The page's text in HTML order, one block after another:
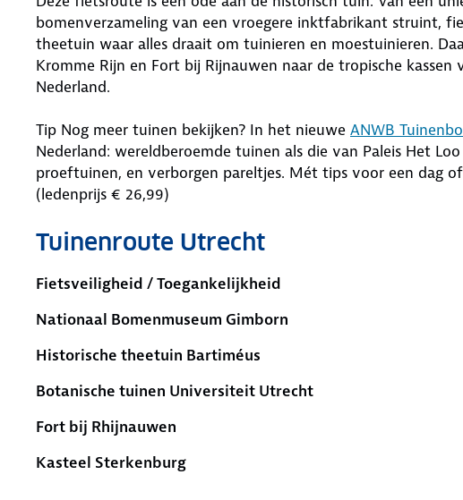
bomenverzameling van een vroegere inktfabrikant struint,
theetuin waar alles draait om tuinieren en moestuinieren.
Kromme Rijn en Fort bij Rijnauwen naar de tropische kassen
Nederland.
Tip Nog meer tuinen bekijken? In het nieuwe ANWB
Nederland: wereldberoemde tuinen als die van Paleis Het
proeftuinen, en verborgen pareltjes. Mét tips voor een dag
(ledenprijs € 26,99)
Tuinenroute Utrecht
Fietsveiligheid / Toegankelijkheid
Nationaal Bomenmuseum Gimborn
Historische theetuin Bartiméus
Botanische tuinen Universiteit Utrecht
Fort bij Rhijnauwen
Kasteel Sterkenburg